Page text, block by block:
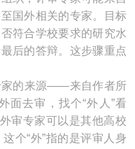
国外相关的专家。目标
符合学校要求的研究水
后的答辩。这步骤重点
家的来源——来自作者所
面去审，找个“外人”看
审专家可以是其他高校
个“外”指的是评审人身